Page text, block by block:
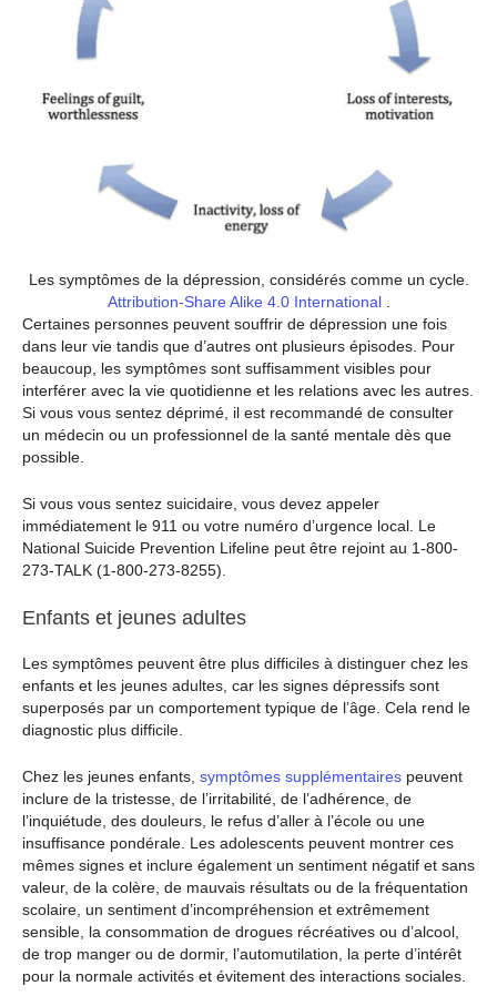
Les symptômes de la dépression, considérés comme un cycle.
Attribution-Share Alike 4.0 International.
Certaines personnes peuvent souffrir de dépression une fois
dans leur vie tandis que d’autres ont plusieurs épisodes. Pour
beaucoup, les symptômes sont suffisamment visibles pour
interférer avec la vie quotidienne et les relations avec les autres.
Si vous vous sentez déprimé, il est recommandé de consulter
un médecin ou un professionnel de la santé mentale dès que
possible.
Si vous vous sentez suicidaire, vous devez appeler
immédiatement le 911 ou votre numéro d’urgence local. Le
National Suicide Prevention Lifeline peut être rejoint au 1-800-
273-TALK (1-800-273-8255).
Enfants et jeunes adultes
Les symptômes peuvent être plus difficiles à distinguer chez les
enfants et les jeunes adultes, car les signes dépressifs sont
superposés par un comportement typique de l’âge. Cela rend le
diagnostic plus difficile.
Chez les jeunes enfants, symptômes supplémentaires peuvent
inclure de la tristesse, de l’irritabilité, de l’adhérence, de
l’inquiétude, des douleurs, le refus d’aller à l’école ou une
insuffisance pondérale. Les adolescents peuvent montrer ces
mêmes signes et inclure également un sentiment négatif et sans
valeur, de la colère, de mauvais résultats ou de la fréquentation
scolaire, un sentiment d’incompréhension et extrêmement
sensible, la consommation de drogues récréatives ou d’alcool,
de trop manger ou de dormir, l’automutilation, la perte d’intérêt
pour la normale activités et évitement des interactions sociales.